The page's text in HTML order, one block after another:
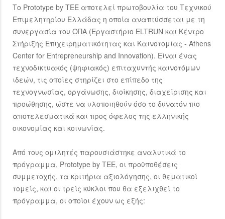
Το Prototype by TEE αποτελεί πρωτοβουλία του Τεχνικού
Επιμελητηρίου Ελλάδας η οποία αναπτύσσεται με τη
συνεργασία του ΟΠΑ (Εργαστήριο ELTRUN και Κέντρο
Στήριξης Επιχειρηματικότητας και Καινοτομίας - Athens
Center for Entrepreneurship and Innovation). Είναι ένας
τεχνοδικτυακός (ψηφιακός) επιταχυντής καινοτόμων
ιδεών, τις οποίες στηρίζει στο επίπεδο της
τεχνογνωσίας, οργάνωσης, διοίκησης, διαχείρισης και
προώθησης, ώστε να υλοποιηθούν όσο το δυνατόν πιο
αποτελεσματικά και προς όφελος της ελληνικής
οικονομίας και κοινωνίας.
Από τους ομιλητές παρουσιάστηκε αναλυτικά το
πρόγραμμα, Prototype by TEE, οι προϋποθέσεις
συμμετοχής, τα κριτήρια αξιολόγησης, οι θεματικοί
τομείς, και οι τρείς κύκλοι που θα εξελιχθεί το
πρόγραμμα, οι οποίοι έχουν ως εξής: